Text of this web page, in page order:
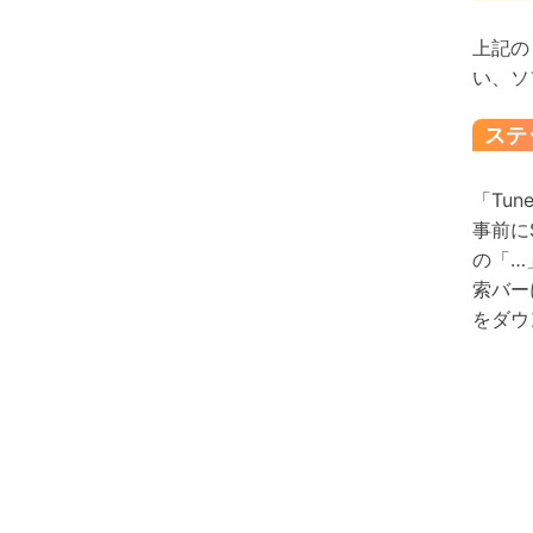
上記
い、
ス
「
事前
の「…
索バ
をダ